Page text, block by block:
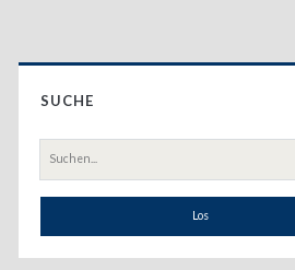
Primary
Sidebar
SUCHE
Suche
nach: